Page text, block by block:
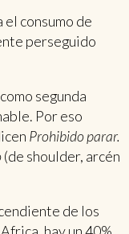
consumo de
perseguido
segunda
Por eso
Prohibido parar.
(de shoulder, arcén
de los